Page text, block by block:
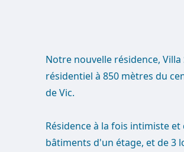
Notre nouvelle résidence,
résidentiel à 850 mètres du
de Vic.
Résidence à la fois intimiste
bâtiments d'un étage, et de 3